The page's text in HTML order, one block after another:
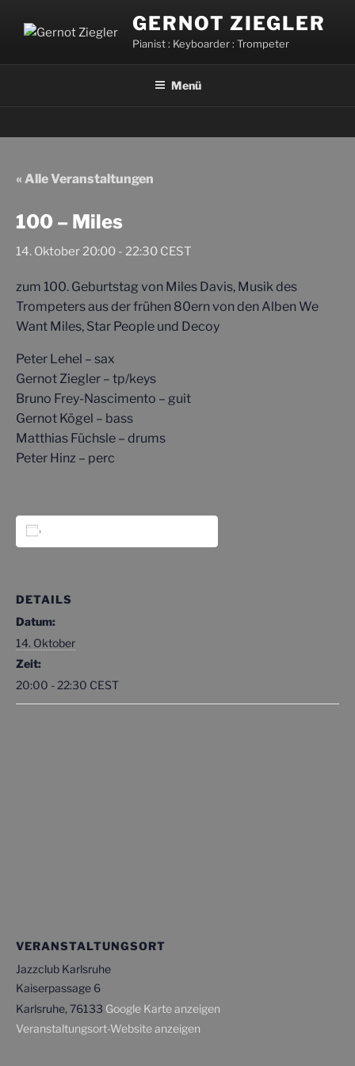
Inhalt
GERNOT ZIEGLER
Pianist : Keyboarder : Trompeter
Menü
« Alle Veranstaltungen
100 – Miles
14. Oktober 20:00 - 22:30 CEST
zum 100. Geburtstag von Miles Davis, Musik des
Trompeters aus der frühen 80ern von den Alben We
Want Miles, Star People und Decoy
Peter Lehel – sax
Gernot Ziegler – tp/keys
Bruno Frey-Nascimento – guit
Gernot Kögel – bass
Matthias Füchsle – drums
Peter Hinz – perc
DETAILS
Datum:
14. Oktober
Zeit:
20:00 - 22:30 CEST
VERANSTALTUNGSORT
Jazzclub Karlsruhe
Kaiserpassage 6
Karlsruhe, 76133 Google Karte anzeigen
Veranstaltungsort-Website anzeigen